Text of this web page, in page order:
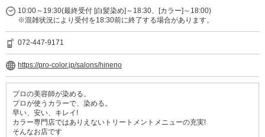
10:00～19:30(最終受付 [白髪染め]～18:30、[カラー]～18:00)
※混雑状況により受付を18:30前に終了する場合があります。
072-447-9171
https://pro-color.jp/salons/hineno
プロの美容師が染める。
プロが使うカラーで、染める。
早い、安い、キレイ!
カラー専門店ではありえないトリートメントメニューの充実!
そんなお店です